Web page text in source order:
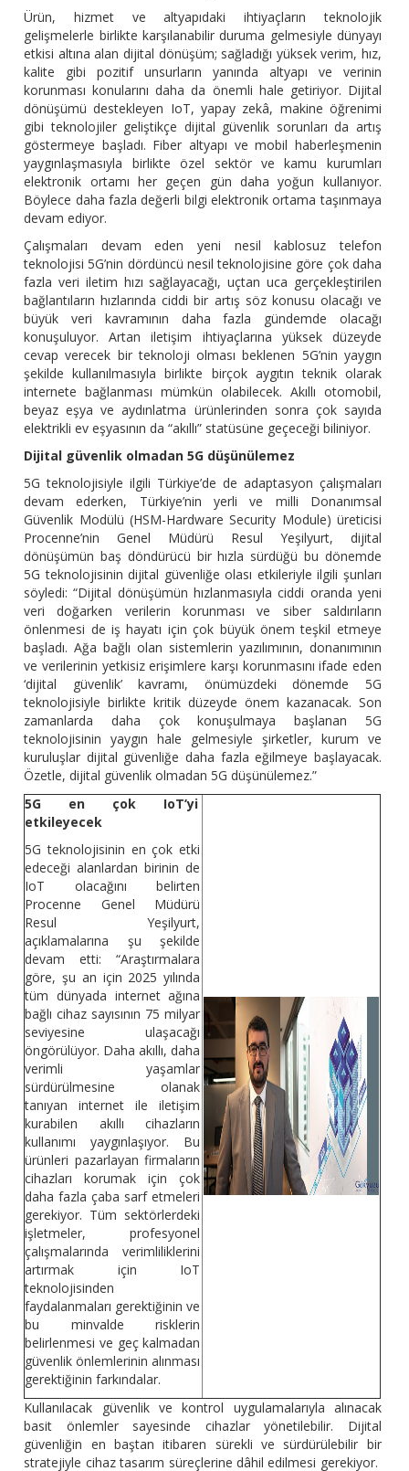
Ürün, hizmet ve altyapıdaki ihtiyaçların teknolojik
gelişmelerle birlikte karşılanabilir duruma gelmesiyle dünyayı
etkisi altına alan dijital dönüşüm; sağladığı yüksek verim, hız,
kalite gibi pozitif unsurların yanında altyapı ve verinin
korunması konularını daha da önemli hale getiriyor. Dijital
dönüşümü destekleyen IoT, yapay zekâ, makine öğrenimi
gibi teknolojiler geliştikçe dijital güvenlik sorunları da artış
göstermeye başladı. Fiber altyapı ve mobil haberleşmenin
yaygınlaşmasıyla birlikte özel sektör ve kamu kurumları
elektronik ortamı her geçen gün daha yoğun kullanıyor.
Böylece daha fazla değerli bilgi elektronik ortama taşınmaya
devam ediyor.
Çalışmaları devam eden yeni nesil kablosuz telefon
teknolojisi 5G’nin dördüncü nesil teknolojisine göre çok daha
fazla veri iletim hızı sağlayacağı, uçtan uca gerçekleştirilen
bağlantıların hızlarında ciddi bir artış söz konusu olacağı ve
büyük veri kavramının daha fazla gündemde olacağı
konuşuluyor. Artan iletişim ihtiyaçlarına yüksek düzeyde
cevap verecek bir teknoloji olması beklenen 5G’nin yaygın
şekilde kullanılmasıyla birlikte birçok aygıtın teknik olarak
internete bağlanması mümkün olabilecek. Akıllı otomobil,
beyaz eşya ve aydınlatma ürünlerinden sonra çok sayıda
elektrikli ev eşyasının da “akıllı” statüsüne geçeceği biliniyor.
Dijital güvenlik olmadan 5G düşünülemez
5G teknolojisiyle ilgili Türkiye’de de adaptasyon çalışmaları
devam ederken, Türkiye’nin yerli ve milli Donanımsal
Güvenlik Modülü (HSM-Hardware Security Module) üreticisi
Procenne’nin Genel Müdürü Resul Yeşilyurt, dijital
dönüşümün baş döndürücü bir hızla sürdüğü bu dönemde
5G teknolojisinin dijital güvenliğe olası etkileriyle ilgili şunları
söyledi: “Dijital dönüşümün hızlanmasıyla ciddi oranda yeni
veri doğarken verilerin korunması ve siber saldırıların
önlenmesi de iş hayatı için çok büyük önem teşkil etmeye
başladı. Ağa bağlı olan sistemlerin yazılımının, donanımının
ve verilerinin yetkisiz erişimlere karşı korunmasını ifade eden
‘dijital güvenlik’ kavramı, önümüzdeki dönemde 5G
teknolojisiyle birlikte kritik düzeyde önem kazanacak. Son
zamanlarda daha çok konuşulmaya başlanan 5G
teknolojisinin yaygın hale gelmesiyle şirketler, kurum ve
kuruluşlar dijital güvenliğe daha fazla eğilmeye başlayacak.
Özetle, dijital güvenlik olmadan 5G düşünülemez.”
5G en çok IoT’yi
etkileyecek
5G teknolojisinin en çok etki
edeceği alanlardan birinin de
IoT olacağını belirten
Procenne Genel Müdürü
Resul Yeşilyurt,
açıklamalarına şu şekilde
devam etti: “Araştırmalara
göre, şu an için 2025 yılında
tüm dünyada internet ağına
bağlı cihaz sayısının 75 milyar
seviyesine ulaşacağı
öngörülüyor. Daha akıllı, daha
verimli yaşamlar
sürdürülmesine olanak
tanıyan internet ile iletişim
kurabilen akıllı cihazların
kullanımı yaygınlaşıyor. Bu
ürünleri pazarlayan firmaların
cihazları korumak için çok
daha fazla çaba sarf etmeleri
gerekiyor. Tüm sektörlerdeki
işletmeler, profesyonel
çalışmalarında verimliliklerini
artırmak için IoT
teknolojisinden
faydalanmaları gerektiğinin ve
bu minvalde risklerin
belirlenmesi ve geç kalmadan
güvenlik önlemlerinin alınması
gerektiğinin farkındalar.
Kullanılacak güvenlik ve kontrol uygulamalarıyla alınacak
basit önlemler sayesinde cihazlar yönetilebilir. Dijital
güvenliğin en baştan itibaren sürekli ve sürdürülebilir bir
stratejiyle cihaz tasarım süreçlerine dâhil edilmesi gerekiyor.